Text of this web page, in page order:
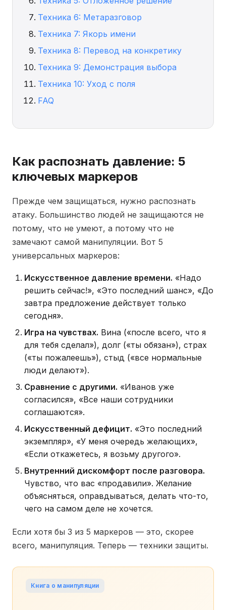
Техника 6: Метаразговор
Техника 7: Якорь имени
Техника 8: Перевод на конкретику
Техника 9: Демонстрация выбора
Техника 10: Уход с поля
FAQ
Как распознать давление: 5
ключевых маркеров
Прежде чем защищаться, нужно распознать
атаку. Большинство людей не защищаются не
потому, что не умеют, а потому что не
замечают самой манипуляции. Вот 5
универсальных маркеров:
Искусственное давление времени. «Надо
решить сейчас!», «Это последний шанс», «До
завтра предложение действует только
сегодня».
Игра на чувствах. Вина («после всего, что я
для тебя сделал»), долг («ты обязан»), страх
(«ты пожалеешь»), стыд («все нормальные
люди делают»).
Сравнение с другими. «Иванов уже
согласился», «Все наши сотрудники
соглашаются».
Искусственный дефицит. «Это последний
экземпляр», «У меня очередь желающих»,
«Если откажетесь, я возьму другого».
Внутренний дискомфорт после разговора.
Чувство, что вас «продавили». Желание
объясняться, оправдываться, делать что-то,
чего на самом деле не хочется.
Если хотя бы 3 из 5 маркеров — это, скорее
всего, манипуляция. Теперь — техники защиты.
Книга о манипуляции